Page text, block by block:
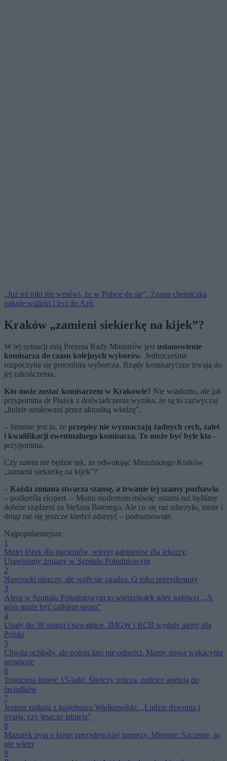
„Już mi nikt nie wmówi, że w Polsce da się”. Znana chemiczka
pakuje walizki i leci do Azji
Kraków „zamieni siekierkę na kijek”?
W tej sytuacji rolą Prezesa Rady Ministrów jest ustanowienie
komisarza do czasu kolejnych wyborów. Jednocześnie
rozpoczyna się procedura wyborcza. Rządy komisaryczne trwają do
jej zakończenia.
Kto może zostać komisarzem w Krakowie? Nie wiadomo, ale jak
przypomina dr Płażek z doświadczenia wynika, że są to zazwyczaj
„ludzie umiłowani przez aktualną władzę”.
– Smutne jest to, że przepisy nie wyznaczają żadnych cech, zalet
i kwalifikacji ewentualnego komisarza. To może być byle kto -
przypomina.
Czy zatem nie będzie tak, że odwołując Miszalskiego Kraków
„zamieni siekierkę na kijek”?
– Każda zmiana stwarza szansę, a trwanie tej szansy pozbawia
– podkreśla ekspert. – Moim studentom mówię: ostatni raz byliśmy
dobrze rządzeni za Stefana Batorego. Ale co się raz zdarzyło, może i
drugi raz się jeszcze kiedyś zdarzyć – podsumowuje.
Najpopularniejsze
1
Mniej łóżek dla pacjentów, więcej gabinetów dla lekarzy.
Ujawniamy zmiany w Szpitalu Południowym
2
Nawrocki niszczy, ale wajb się zgadza. O roku prezydentury
3
Afera w Szpitalu Południowym to wierzchołek góry lodowej. „A
góra może być całkiem spora”
4
Upały do 38 stopni i nawałnice. IMGW i RCB wydały alerty dla
Polski
5
Chwila ochłody, ale potem lato nie odpuści. Mamy nową wakacyjną
prognozę
6
Tragiczna śmierć 15-latki. Śledczy milczą, rodzice apelują do
świadków
7
Jeziora znikają z krajobrazu Wielkopolski. „Ludzie dzwonią i
pytają, czy jeszcze istnieją”
8
Mazurek pyta o koszt prezydenckiej imprezy. Minister: Szczerze, to
nie wiem
9